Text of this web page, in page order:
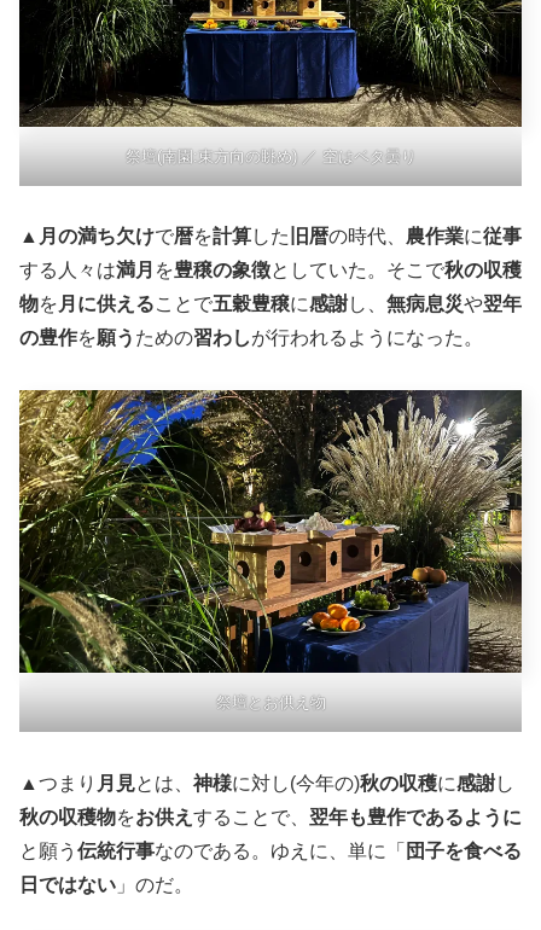
祭壇(南園:東方向の眺め) ／ 空はベタ曇り
▲ 月の満ち欠けで暦を計算した 旧暦の時代、 農作業に従事
する人々は満月 を豊穣の象徴としていた。そこで秋の収穫
物を 月に供えることで五穀豊穣に感謝し、 無病息災や翌年
の豊作を願う ための習わしが行われるようになった。
祭壇とお供え物
▲つまり 月見とは、 神様に対し(今年の)秋の収穫に感謝し
秋の収穫物をお供え することで、 翌年も豊作であるように
と願う 伝統行事なのである。ゆえに、単に「 団子を食べる
日ではない 」のだ。